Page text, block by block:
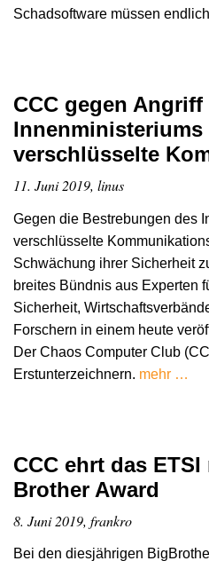
Schadsoftware müssen
CCC gegen Angriff
Innenministeriums
verschlüsselte
11. Juni 2019, linus
Gegen die Bestrebungen des
verschlüsselte
Schwächung ihrer Sicherheit
breites Bündnis aus Experten
Sicherheit,
Forschern in einem heute
Der Chaos Computer Club
Erstunterzeichnern. mehr …
CCC ehrt das
Brother Award
8. Juni 2019, frankro
Bei den diesjährigen